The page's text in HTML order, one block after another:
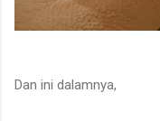
Dan ini dalamnya,